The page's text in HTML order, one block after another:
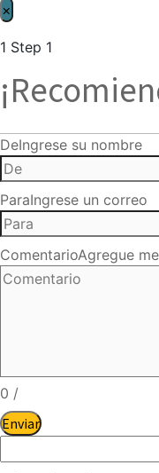
×
1 Step 1
DeIngrese su nombre
ParaIngrese un correo
ComentarioAgregue
0 /
Enviar